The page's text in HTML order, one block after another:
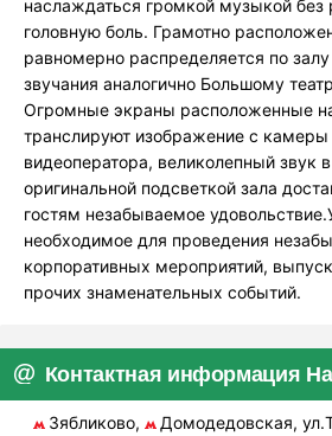
наслаждаться громкой музыкой без
головную боль. Грамотно
равномерно распределяется по
звучания аналогично Большому
Огромные экраны расположенные
транслируют изображение с
видеоператора, великолепный звук
оригинальной подсветкой зала
гостям незабываемое
необходимое для проведения
корпоративных мероприятий,
прочих знаменательных событий.
Контактная информация
Зябликово,
Домодедовская,